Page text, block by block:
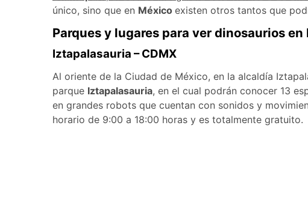
único, sino que en México existen otros tantos que
Parques y lugares para ver dinosaurios en
Iztapalasauria – CDMX
Al oriente de la Ciudad de México, en la alcaldía
parque Iztapalasauria, en el cual podrán conocer 13
en grandes robots que cuentan con sonidos y
horario de 9:00 a 18:00 horas y es totalmente gratuito.